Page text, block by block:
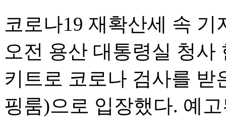
코로나19 재확산세 속
오전 용산 대통령실 청사
키트로 코로나 검사를 받
핑룸)으로 입장했다. 예